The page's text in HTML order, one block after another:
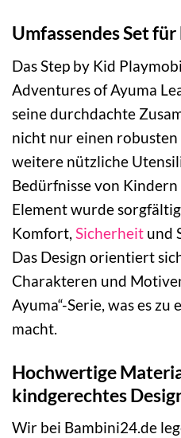
Umfassendes Set
Das Step by Kid
Adventures of Ayuma
seine durchdachte
nicht nur einen robusten
weitere nützliche
Bedürfnisse von
Element wurde
Komfort, Sicherheit und
Das Design orientiert
Charakteren und
Ayuma“-Serie, was es
macht.
Hochwertige
kindgerechtes
Wir bei Bambini24.de